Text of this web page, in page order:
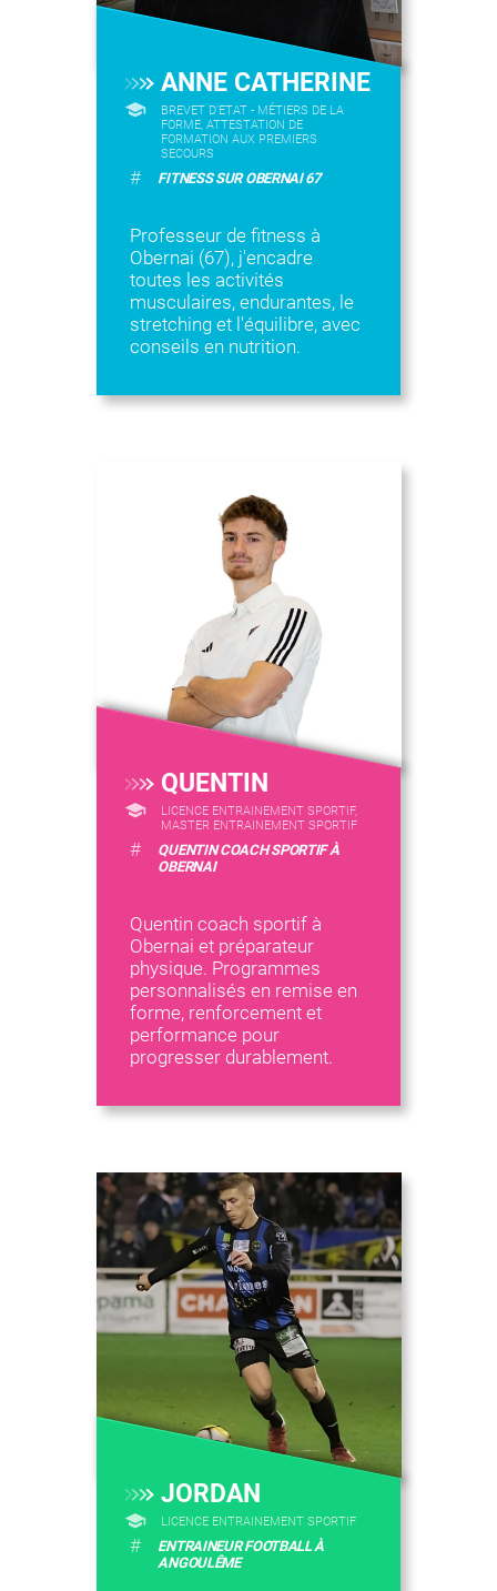
ANNE CATHERINE
BREVET D'ETAT - MÉTIERS DE LA
FORME, ATTESTATION DE
FORMATION AUX PREMIERS
SECOURS
# FITNESS SUR OBERNAI 67
Professeur de fitness à
Obernai (67), j'encadre
toutes les activités
musculaires, endurantes, le
stretching et l'équilibre, avec
conseils en nutrition.
QUENTIN
LICENCE ENTRAINEMENT SPORTIF,
MASTER ENTRAINEMENT SPORTIF
#
QUENTIN COACH SPORTIF À
OBERNAI
Quentin coach sportif à
Obernai et préparateur
physique. Programmes
personnalisés en remise en
forme, renforcement et
performance pour
progresser durablement.
JORDAN
LICENCE ENTRAINEMENT SPORTIF
#
ENTRAINEUR FOOTBALL À
ANGOULÊME